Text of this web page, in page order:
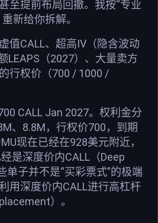
至提前布局回撤。我按“专业
新给你拆解。
值CALL、超高IV（隐含波动
LEAPS（2027）、大量卖方
行权价（700 / 1000 /
CALL Jan 2027。权利金分
、8.8M，行权价700，到期
现在已经在928美元附近，
是深度价内CALL（Deep
单子并不是“买彩票式”的极端
用深度价内CALL进行高杠杆
）。